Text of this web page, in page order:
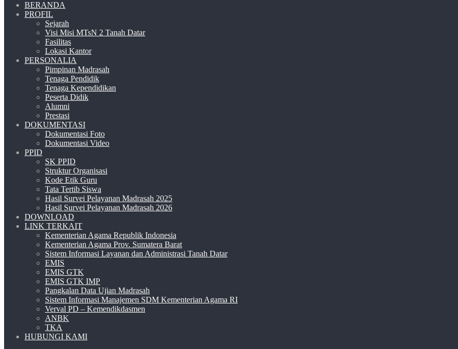
BERANDA
PROFIL
Sejarah
Visi Misi MTsN 2 Tanah Datar
Fasilitas
Lokasi Kantor
PERSONALIA
Pimpinan Madrasah
Tenaga Pendidik
Tenaga Kependidikan
Peserta Didik
Alumni
Prestasi
DOKUMENTASI
Dokumentasi Foto
Dokumentasi Video
PPID
SK PPID
Struktur Organisasi
Kode Etik Guru
Tata Tertib Siswa
Hasil Survei Pelayanan Madrasah 2025
Hasil Survei Pelayanan Madrasah 2026
DOWNLOAD
LINK TERKAIT
Kementerian Agama Republik Indonesia
Kementerian Agama Prov. Sumatera Barat
Sistem Informasi Layanan dan Administrasi Tanah Datar
EMIS
EMIS GTK
EMIS GTK IMP
Pangkalan Data Ujian Madrasah
Sistem Informasi Manajemen SDM Kementerian Agama RI
Verval PD – Kemendikdasmen
ANBK
TKA
HUBUNGI KAMI